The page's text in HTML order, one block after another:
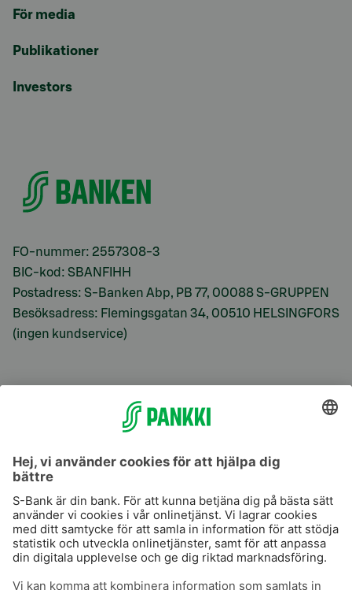
För media
Publikationer
Investors
FO-nummer: 2557308-3
BIC-kod: SBANFIHH
Postadress: S-Banken Abp, PB 77, 00088 S-GRUPPEN
Besöksadress: Flemingsgatan 34, 00510 HELSINGFORS
(ingen kundservice)
S-Prime